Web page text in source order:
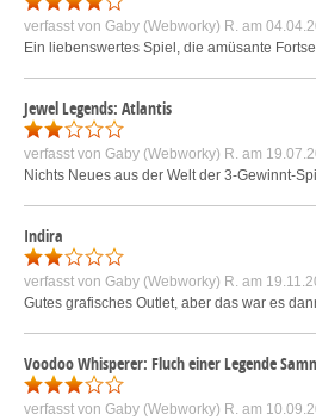
verfasst von Gaby (Webworky) R. am
Ein liebenswertes Spiel, die amüsante
Jewel Legends: Atlantis
verfasst von Gaby (Webworky) R. am
Nichts Neues aus der Welt der 3-Gewinnt-
Indira
verfasst von Gaby (Webworky) R. am
Gutes grafisches Outlet, aber das war es
Voodoo Whisperer: Fluch einer Legende
verfasst von Gaby (Webworky) R. am